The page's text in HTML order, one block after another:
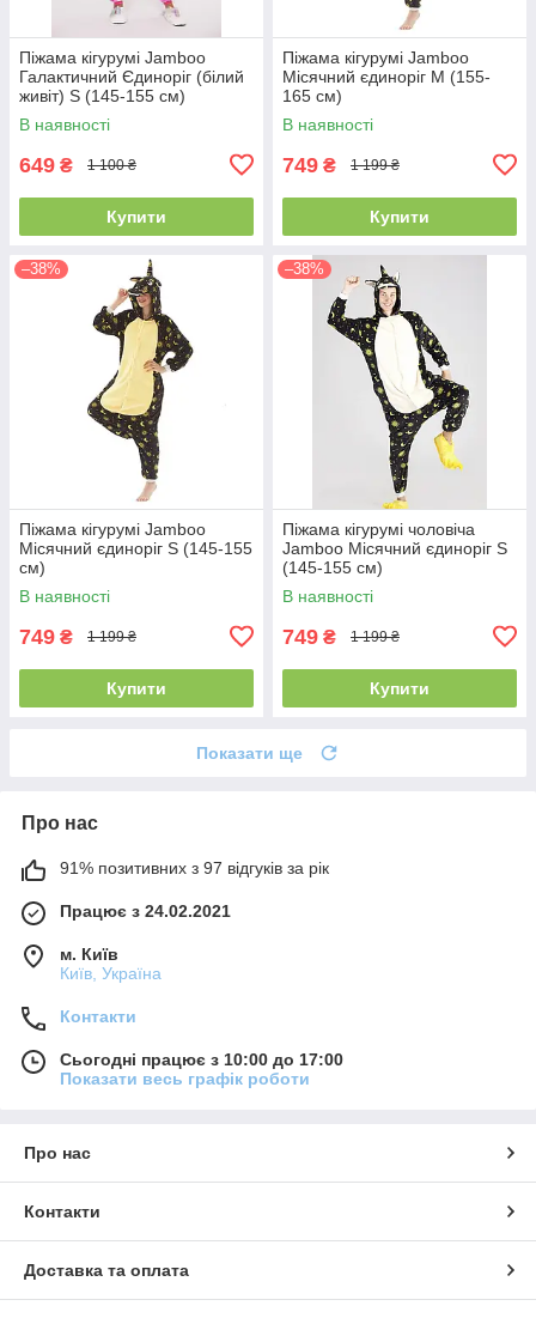
Піжама кігурумі Jamboo
Галактичний Єдиноріг (білий
живіт) S (145-155 см)
В наявності
649 ₴ 1 100 ₴
Купити
Піжама кігурумі Jamboo
Місячний єдиноріг M (155-
165 см)
В наявності
749 ₴ 1 199 ₴
Купити
–38%
Піжама кігурумі Jamboo
Місячний єдиноріг S (145-155
см)
В наявності
749 ₴ 1 199 ₴
Купити
–38%
Піжама кігурумі чоловіча
Jamboo Місячний єдиноріг S
(145-155 см)
В наявності
749 ₴ 1 199 ₴
Купити
Показати ще
Про нас
91% позитивних з 97 відгуків за рік
Працює з 24.02.2021
м. Київ
Київ, Україна
Контакти
Сьогодні працює з 10:00 до 17:00
Показати весь графік роботи
Про нас
Контакти
Доставка та оплата